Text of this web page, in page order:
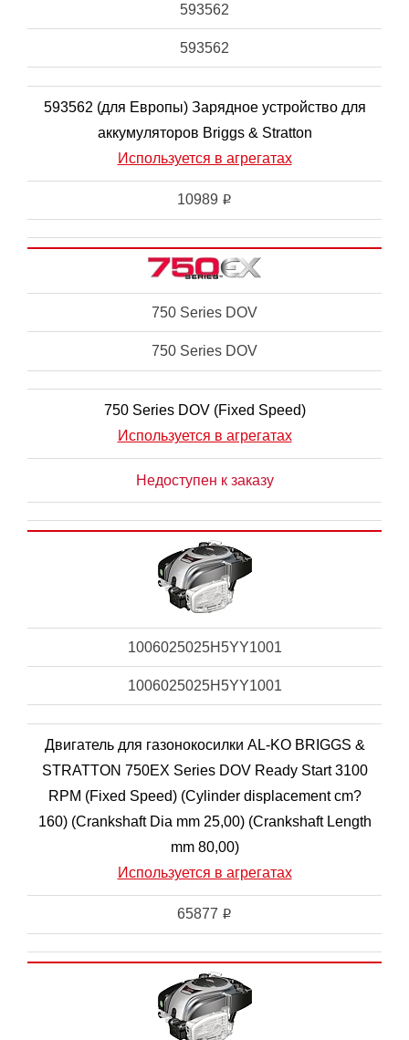
593562
593562
593562 (для Европы) Зарядное устройство для
аккумуляторов Briggs & Stratton
Используется в агрегатах
10989 i
750 Series DOV
750 Series DOV
750 Series DOV (Fixed Speed)
Используется в агрегатах
Недоступен к заказу
1006025025H5YY1001
1006025025H5YY1001
Двигатель для газонокосилки AL-KO BRIGGS &
STRATTON 750EX Series DOV Ready Start 3100
RPM (Fixed Speed) (Cylinder displacement cm?
160) (Crankshaft Dia mm 25,00) (Crankshaft Length
mm 80,00)
Используется в агрегатах
65877 i